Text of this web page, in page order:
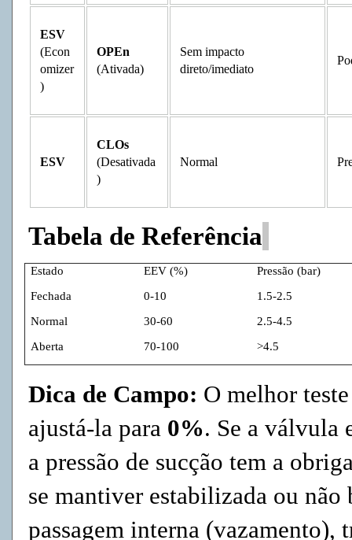
ESV
(Econ
omizer
)
OPEn
(Ativada)
Sem impacto
direto/imediato
ESV
CLOs
(Desativada
)
Normal
Tabela de Referência
Estado EEV (%) Pressão (bar)
Fechada
0-10
1.5-2.5
Normal
30-60
2.5-4.5
Aberta
70-100 >4.5
Dica de Campo: O melhor
ajustá-la para 0%. Se a válvula
a pressão de sucção tem a
se mantiver estabilizada ou
passagem interna (vazamento),